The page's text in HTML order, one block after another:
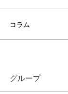
コラム
グループ